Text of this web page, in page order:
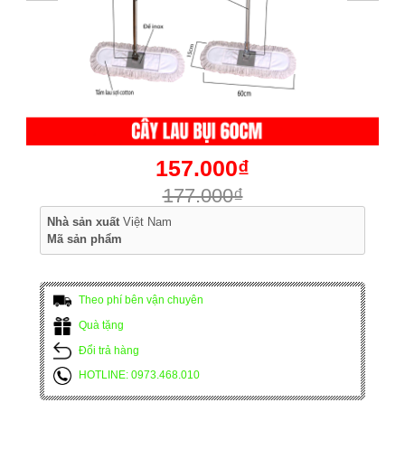
157.000₫
177.000₫
Nhà sản xuất Việt Nam
Mã sản phẩm
Theo phí bên vận chuyên
Quà tặng
Đổi trả hàng
HOTLINE: 0973.468.010